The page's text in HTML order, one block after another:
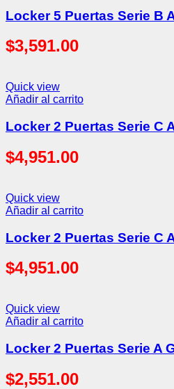
Locker 5 Puertas Serie B
$3,591.00
Quick view
Añadir al carrito
Locker 2 Puertas Serie C
$4,951.00
Quick view
Añadir al carrito
Locker 2 Puertas Serie C
$4,951.00
Quick view
Añadir al carrito
Locker 2 Puertas Serie A
$2,551.00